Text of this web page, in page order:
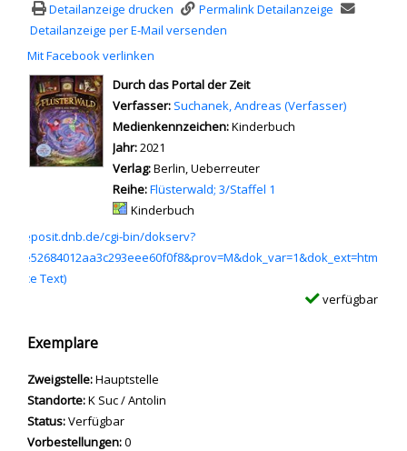
Detailanzeige drucken
Permalink Detailanzeige
Detailanzeige per E-Mail versenden
Mit Facebook verlinken
wird in neuem Tab geöffnet
Durch das Portal der Zeit
Verfasser: Suche nach diesem Verfasser
Suchanek, Andreas (Verfasser)
Medienkennzeichen:Kinderbuch
Jahr:2021
Verlag:Berlin, Ueberreuter
Reihe:Flüsterwald; 3/Staffel 1
Mediengruppe:
Kinderbuch
einem externen Medieninhalt - wird in neuem Tab geöffnet
deposit.dnb.de/cgi-bin/dokserv?
Text)
verfügbar
Exemplare
Zweigstelle:Hauptstelle
Standorte:K Suc / Antolin
Status:Verfügbar
Vorbestellungen:0